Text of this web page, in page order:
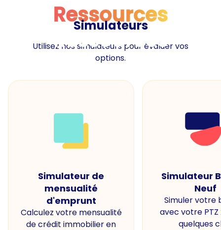
Ressources
Ressources
Simulateurs
Utilisez nos simulateurs pour évaluer vos
options.
Simulateur de
mensualité
d'emprunt
Calculez votre mensualité
de crédit immobilier en
Simulateur
Neuf
Simuler votre
avec votre PTZ
quelques